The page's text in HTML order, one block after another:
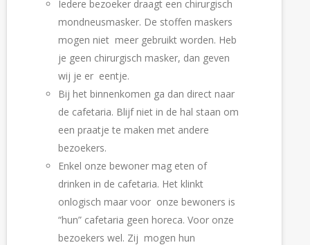
Iedere bezoeker draagt een chirurgisch
mondneusmasker. De stoffen maskers
mogen niet  meer gebruikt worden. Heb
je geen chirurgisch masker, dan geven
wij je er  eentje.
Bij het binnenkomen ga dan direct naar
de cafetaria. Blijf niet in de hal staan om
een praatje te maken met andere
bezoekers.
Enkel onze bewoner mag eten of
drinken in de cafetaria. Het klinkt
onlogisch maar voor  onze bewoners is
“hun” cafetaria geen horeca. Voor onze
bezoekers wel. Zij  mogen hun